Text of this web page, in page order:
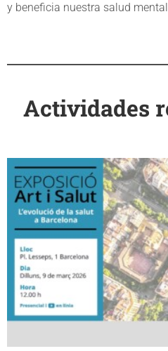
y beneficia nuestra salud
Actividades